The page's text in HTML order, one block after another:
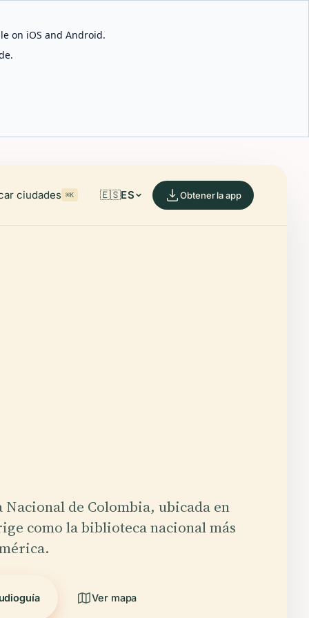
on iOS and Android.
ciudades ⌘K 🇪🇸ES Obtener la app
de Colombia, ubicada en
como la biblioteca nacional más
Ver mapa